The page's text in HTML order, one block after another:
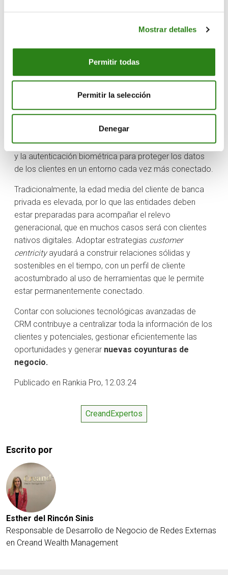
Mostrar detalles
Permitir todas
Permitir la selección
Denegar
la transformación digital y permite diversificar la cartera
de los clientes ofreciendo oportunidades de
crecimiento y de atracción denuevos clientes
Dado el aumento de la digitalización,la
supervivencia y reputación de los bancos. Se espera
una inversión significativa en soluciones como la
detección de amenazas basada en inteligencia artificial
y la autenticación biométrica para proteger los datos
de los clientes en un entorno cada vez más conectado.
Tradicionalmente, la edad media del cliente de banca
privada es elevada, por lo que las entidades deben
estar preparadas para acompañar el relevo
generacional, que en muchos casos será con clientes
nativos digitales. Adoptar estrategias customer
centricityayudará a construir relaciones sólidas y
sostenibles en el tiempo, con un perfil de cliente
acostumbrado al uso de herramientas que le permite
estar permanentemente conectado.
Contar con soluciones tecnológicas avanzadas de
CRM contribuye a centralizar toda la información de los
clientes y potenciales, gestionar eficientemente las
oportunidades y generar nuevas coyunturas de
negocio.
Publicado en Rankia Pro, 12.03.24
CreandExpertos
Escrito por
Esther del Rincón Sinis
Responsable de Desarrollo de Negocio de Redes Externas
en Creand Wealth Management